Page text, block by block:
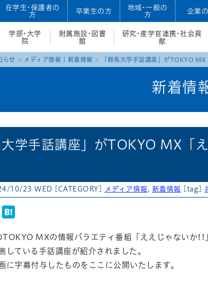
在学生・保護者の
方
卒業生の方
地域・一般の
方
企業
学部・大学
院
附属施設・図書
館
研究・産学官連携・社会貢
献
らせ メディア情報 新着情報 「群馬大学手話講座」がTOKYO
新着情
大学手話講座」がTOKYO MX「
10/23 WED [CATEGORY] メディア情報 , 新着情報 [tag]
Line
MXの情報バラエティ番組「ええじゃないか!!
している手話講座が紹介されました。
に字幕付与したものをここに公開いたします。